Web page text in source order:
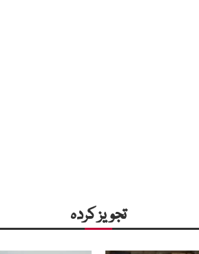
تجویز کردہ